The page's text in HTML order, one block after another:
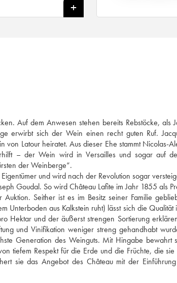
+
Auf dem Anwesen stehen bereits Rebstöcke, als
erwirbt sich der Wein einen recht guten Ruf.
Latour heiratet. Aus dieser Ehe stammt Nicolas-
– der Wein wird in Versailles und sogar auf
der Weinberge“.
und wird nach der Revolution sogar
Goudal. So wird Château Lafite im Jahr 1855 als
Seither ist es im Besitz seiner Familie
aus Kalkstein ruht) lässt sich die Qualität
Hektar und der äußerst strengen Sortierung
und Vinifikation weniger streng gehandhabt
Generation des Weinguts. Mit Hingabe bewahrt
tiefem Respekt für die Erde und die Früchte, die
sie das Angebot des Château mit der